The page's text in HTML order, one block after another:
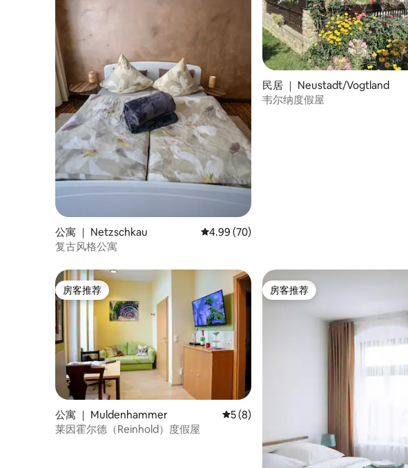
公寓 ｜ Netzschkau 平均评分 4.99 分（满分 5 分），共 70 条评价
4.99 (70)
复古风格公寓
民居 ｜ Neustadt/Vogtland
韦尔纳度假屋
房客推荐
房客推荐
公寓 ｜ Muldenhammer 平均评分 5 分（满分 5 分），共 8 条评价
5 (8)
莱因霍尔德（Reinhold）度假屋
房客推荐
房客推荐